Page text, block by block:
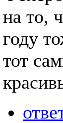
на то,
году
тот